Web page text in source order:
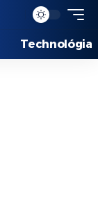
Technológia